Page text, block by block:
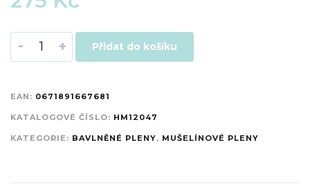
- + Přidat do košíku
EAN: 0671891667681
KATALOGOVÉ ČÍSLO: HM12047
KATEGORIE: BAVLNĚNÉ PLENY, MUŠELÍNOVÉ PLENY